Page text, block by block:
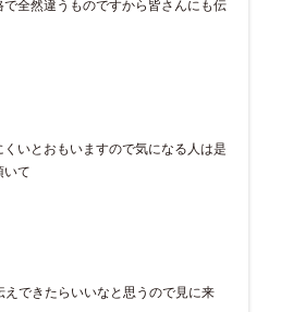
全然違うものですから皆さんにも伝
いとおもいますので気になる人は是
いて
えできたらいいなと思うので見に来